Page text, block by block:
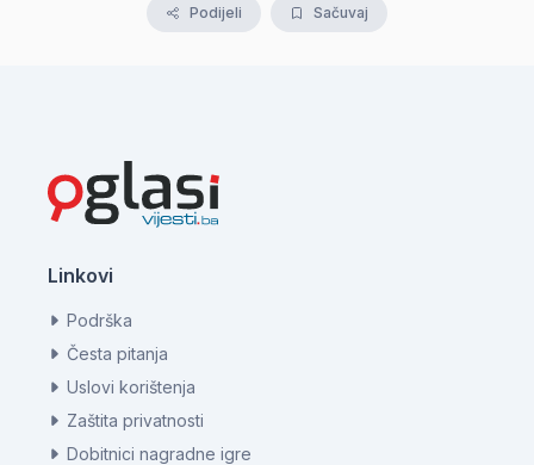
Podijeli Sačuvaj
Linkovi
Podrška
Česta pitanja
Uslovi korištenja
Zaštita privatnosti
Dobitnici nagradne igre